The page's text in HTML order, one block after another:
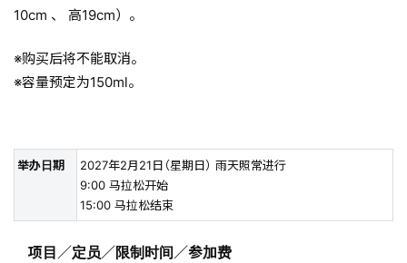
10cm 、 高19cm）。
购买后将不能取消。
容量预定为150ml。
举办日期
2027年2月21日（星期日） 雨天照常进行
9:00 马拉松开始
15:00 马拉松结束
项目／定员／限制时间／参加费